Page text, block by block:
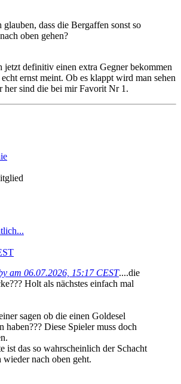
glauben, dass die Bergaffen sonst so
oben gehen?
jetzt definitiv einen extra Gegner bekommen
ernst meint. Ob es klappt wird man sehen
her sind die bei mir Favorit Nr 1.
am 06.07.2026, 15:17 CEST....die
Holt als nächstes einfach mal
sagen ob die einen Goldesel
haben??? Diese Spieler muss doch
ist das so wahrscheinlich der Schacht
wieder nach oben geht.